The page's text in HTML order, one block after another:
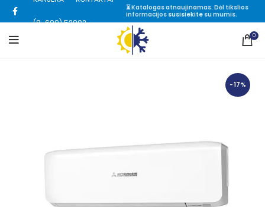
(8-699) 52002
⏳ Katalogas atnaujinamas. Dėl tikslios
informacijos susisiekitesu mumis.
0
-17%